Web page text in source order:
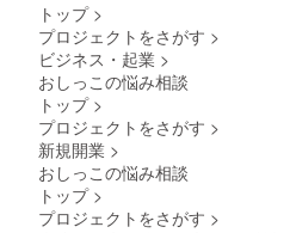
トップ >
プロジェクトをさがす >
ビジネス・起業 >
おしっこの悩み相談
トップ >
プロジェクトをさがす >
新規開業 >
おしっこの悩み相談
トップ >
プロジェクトをさがす >